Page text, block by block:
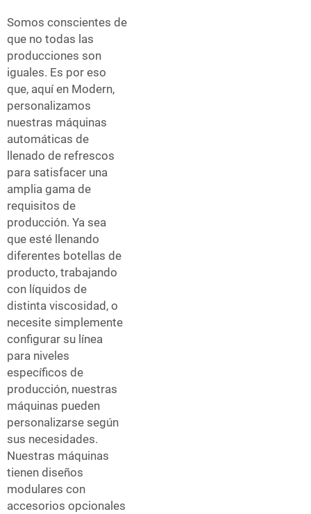
Somos conscientes de
que no todas las
producciones son
iguales. Es por eso
que, aquí en Modern,
personalizamos
nuestras máquinas
automáticas de
llenado de refrescos
para satisfacer una
amplia gama de
requisitos de
producción. Ya sea
que esté llenando
diferentes botellas de
producto, trabajando
con líquidos de
distinta viscosidad, o
necesite simplemente
configurar su línea
para niveles
específicos de
producción, nuestras
máquinas pueden
personalizarse según
sus necesidades.
Nuestras máquinas
tienen diseños
modulares con
accesorios opcionales